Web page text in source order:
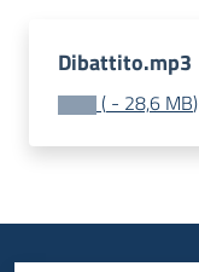
Leggi
Atti
Bandi
Progetti
Dibattito.mp3
( - 28,6 MB)